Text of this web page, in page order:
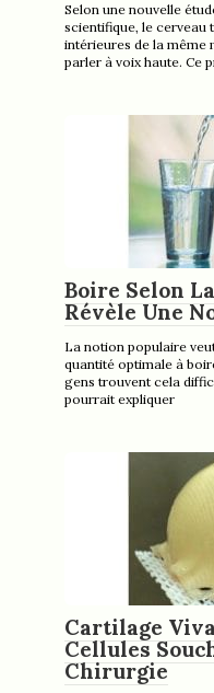
Selon une nouvelle
scientifique, le cerveau
intérieures de la même
parler à voix haute. Ce
Boire Selon
Révèle Une
La notion populaire
quantité optimale à
gens trouvent cela
pourrait expliquer
Cartilage
Cellules
Chirurgie